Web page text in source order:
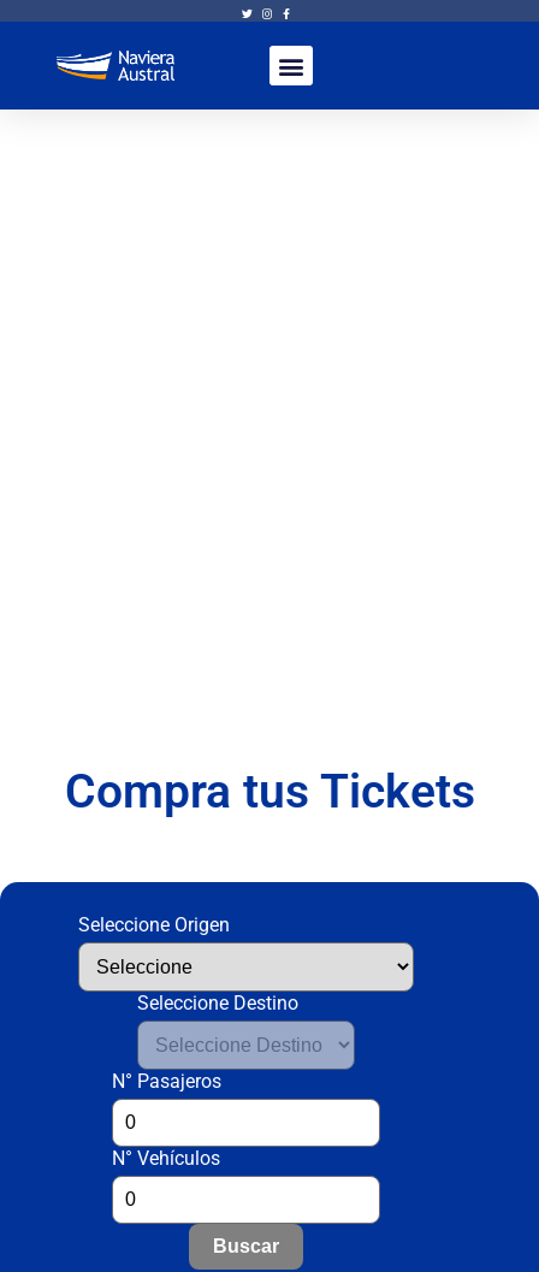
Ayacara - Chaitén
Compra tus Tickets
Seleccione Origen
Seleccione Destino
N° Pasajeros
N° Vehículos
Buscar